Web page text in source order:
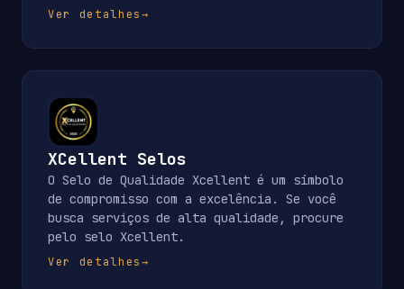
Ver detalhes→
XCellent Selos
O Selo de Qualidade Xcellent é um símbolo
de compromisso com a excelência. Se você
busca serviços de alta qualidade, procure
pelo selo Xcellent.
Ver detalhes→